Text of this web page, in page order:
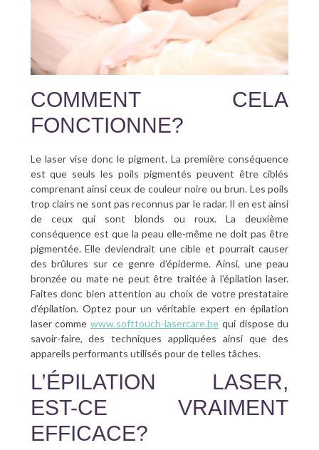
COMMENT CELA
FONCTIONNE?
Le laser vise donc le pigment. La première conséquence
est que seuls les poils pigmentés peuvent être ciblés
comprenant ainsi ceux de couleur noire ou brun. Les poils
trop clairs ne sont pas reconnus par le radar. Il en est ainsi
de ceux qui sont blonds ou roux. La deuxième
conséquence est que la peau elle-même ne doit pas être
pigmentée. Elle deviendrait une cible et pourrait causer
des brûlures sur ce genre d’épiderme. Ainsi, une peau
bronzée ou mate ne peut être traitée à l’épilation laser.
Faites donc bien attention au choix de votre prestataire
d’épilation. Optez pour un véritable expert en épilation
laser commewww.softtouch-lasercare.be qui dispose du
savoir-faire, des techniques appliquées ainsi que des
appareils performants utilisés pour de telles tâches.
L’ÉPILATION LASER,
EST-CE VRAIMENT
EFFICACE?